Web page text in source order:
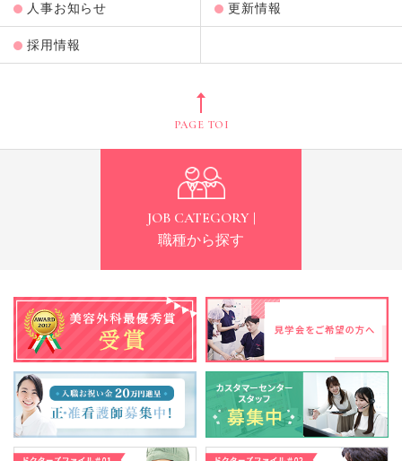
人事お知らせ 更新情報
採用情報
JOB CATEGORY |
職種から探す
PAGE TOP